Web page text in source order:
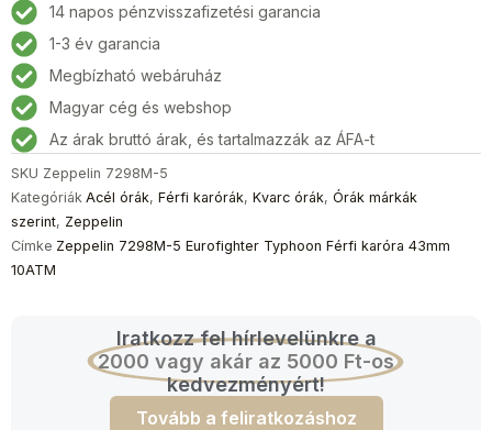
Férfi
karóra
43mm
10ATM
mennyiség
14 napos pénzvisszafizetési garancia
1-3 év garancia
Megbízható webáruház
Magyar cég és webshop
Az árak bruttó árak, és tartalmazzák az ÁFA-t
SKU Zeppelin 7298M-5
Kategóriák Acél órák, Férfi karórák, Kvarc órák, Órák márkák
szerint, Zeppelin
Címke Zeppelin 7298M-5 Eurofighter Typhoon Férfi karóra 43mm
10ATM
Iratkozz fel hírlevelünkre a
2000 vagy akár az 5000 Ft-os
kedvezményért!
Tovább a feliratkozáshoz